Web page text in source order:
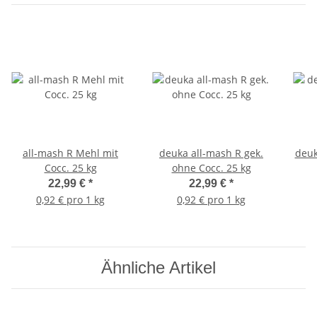
all-mash R Mehl mit
Cocc. 25 kg
22,99 € *
0,92 € pro 1 kg
deuka all-mash R gek.
ohne Cocc. 25 kg
22,99 € *
0,92 € pro 1 kg
Ähnliche Artikel